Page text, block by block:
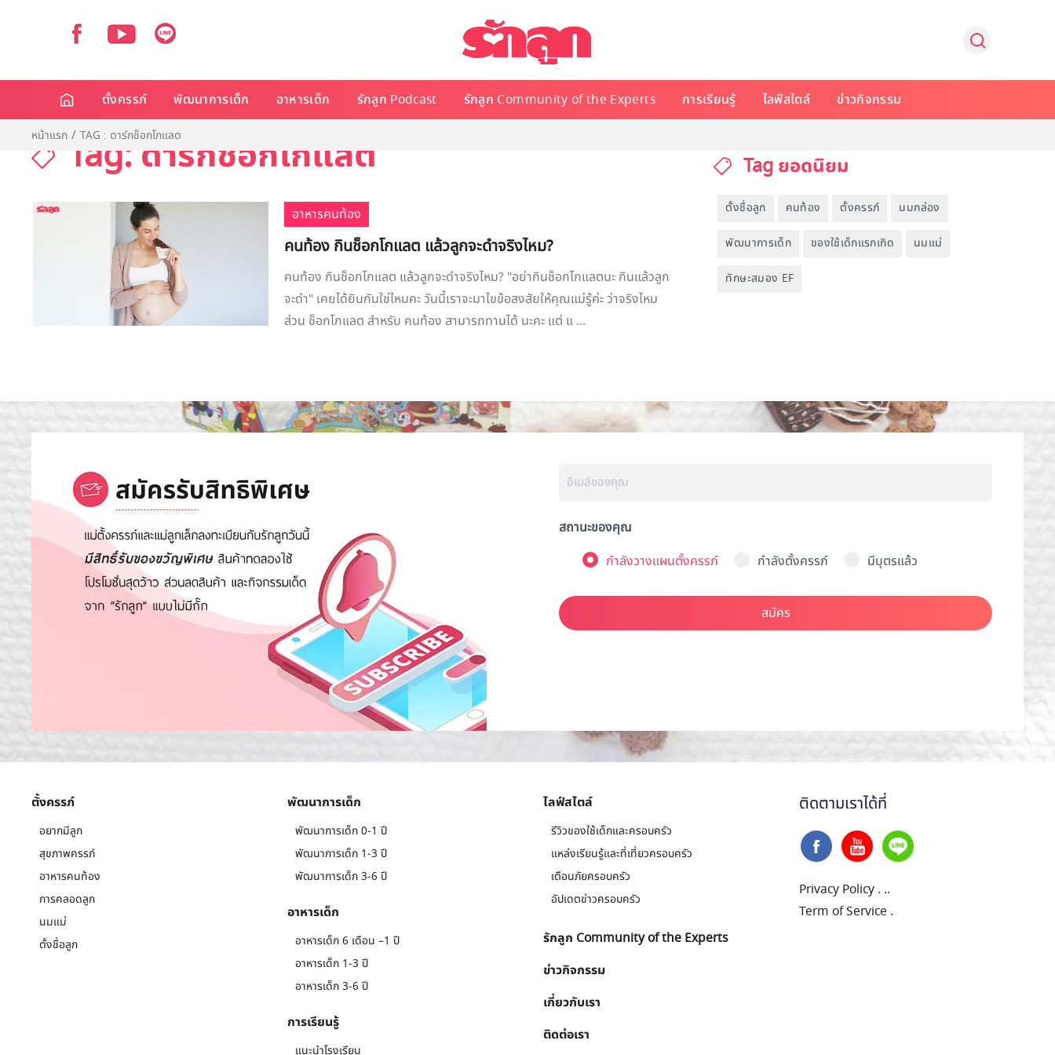
ตั้งครรภ์ พัฒนาการเด็ก อาหารเด็ก รักลูก Podcast รักลูก Community of the Experts การเรียนรู้ ไลฟ์สไตล์ ข่าวกิจกรรม
หน้าแรก TAG : ดาร์กช็อกโกแลต
Tag: ดาร์กช็อกโกแลต
อาหารคนท้อง
คนท้อง กินช็อกโกแลต แล้วลูกจะดำจริงไหม?
คนท้อง กินช็อกโกแลต แล้วลูกจะดำจริงไหม? "อย่ากินช็อกโกแลตนะ กินแล้วลูก
จะดำ" เคยได้ยินกันใช่ไหมคะ วันนี้เราจะมาไขข้อสงสัยให้คุณแม่รู้ค่ะ ว่าจริงไหม
ส่วน ช็อกโกแลต สำหรับ คนท้อง สามารถทานได้ นะคะ แต่ แ ...
Tag ยอดนิยม
ตั้งชื่อลูก คนท้อง ตั้งครรภ์ นมกล่อง
พัฒนาการเด็ก ของใช้เด็กแรกเกิด นมแม่
ทักษะสมอง EF
สถานะของคุณ
กำลังวางแผนตั้งครรภ์
กำลังตั้งครรภ์ มีบุตรแล้ว
สมัคร
ตั้งครรภ์
อยากมีลูก
สุขภาพครรภ์
อาหารคนท้อง
การคลอดลูก
นมแม่
ตั้งชื่อลูก
พัฒนาการเด็ก
พัฒนาการเด็ก 0-1 ปี
พัฒนาการเด็ก 1-3 ปี
พัฒนาการเด็ก 3-6 ปี
อาหารเด็ก
อาหารเด็ก 6 เดือน –1 ปี
อาหารเด็ก 1-3 ปี
อาหารเด็ก 3-6 ปี
การเรียนรู้
แนะนำโรงเรียน
ไลฟ์สไตล์
รีวิวของใช้เด็กและครอบครัว
แหล่งเรียนรู้และที่เที่ยวครอบครัว
เตือนภัยครอบครัว
อัปเดตข่าวครอบครัว
รักลูก Community of the Experts
ข่าวกิจกรรม
เกี่ยวกับเรา
ติดต่อเรา
ติดตามเราได้ที่
Privacy Policy . ..
Term of Service .